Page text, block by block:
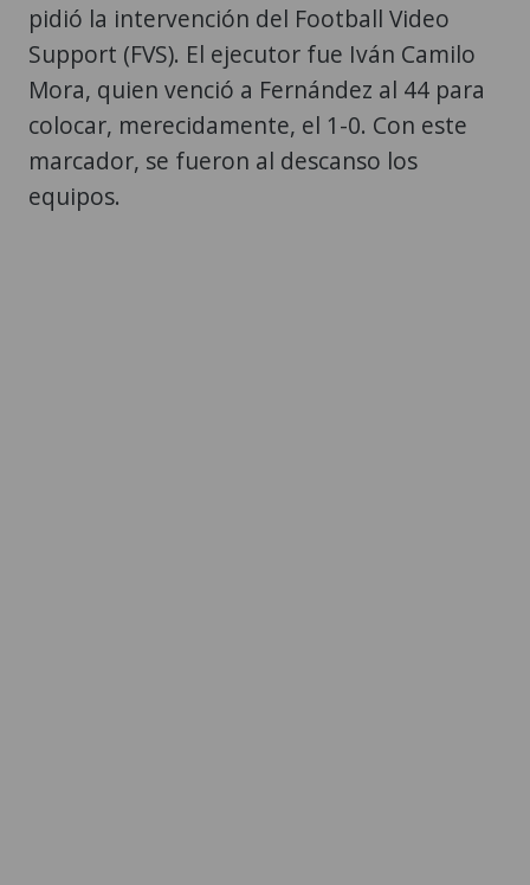
pidió la intervención del Football Video
Support (FVS). El ejecutor fue Iván Camilo
Mora, quien venció a Fernández al 44 para
colocar, merecidamente, el 1-0. Con este
marcador, se fueron al descanso los
equipos.